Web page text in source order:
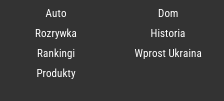
Auto
Dom
Rozrywka
Historia
Rankingi
Wprost Ukraina
Produkty